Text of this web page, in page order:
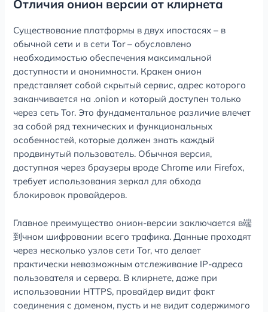
Отличия онион версии от клирнета
Существование платформы в двух ипостасях – в
обычной сети и в сети Tor – обусловлено
необходимостью обеспечения максимальной
доступности и анонимности. Кракен онион
представляет собой скрытый сервис, адрес которого
заканчивается на .onion и который доступен только
через сеть Tor. Это фундаментальное различие влечет
за собой ряд технических и функциональных
особенностей, которые должен знать каждый
продвинутый пользователь. Обычная версия,
доступная через браузеры вроде Chrome или Firefox,
требует использования зеркал для обхода
блокировок провайдеров.
Главное преимущество онион-версии заключается в端
到чном шифровании всего трафика. Данные проходят
через несколько узлов сети Tor, что делает
практически невозможным отслеживание IP-адреса
пользователя и сервера. В клирнете, даже при
использовании HTTPS, провайдер видит факт
соединения с доменом, пусть и не видит содержимого